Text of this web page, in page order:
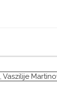
Vaszilije